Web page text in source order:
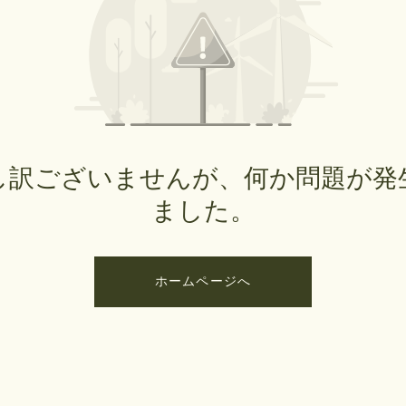
訳ございませんが、何か問題が発
ました。
ホームページへ